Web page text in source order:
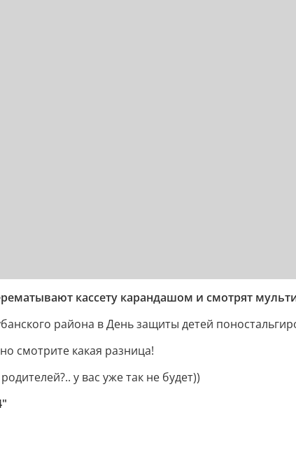
кассету карандашом и смотрят
района в День защиты детей
смотрите какая разница!
у вас уже так не будет))